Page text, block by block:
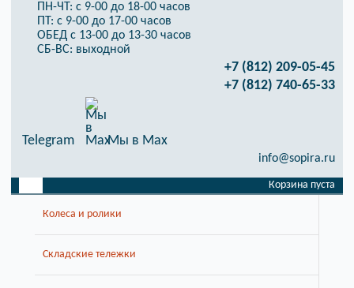
ПН-ЧТ: с 9-00 до 18-00 часов
ПТ: с 9-00 до 17-00 часов
ОБЕД с 13-00 до 13-30 часов
СБ-ВС: выходной
+7 (812) 209-05-45
+7 (812) 740-65-33
Telegram Мы в Max
info@sopira.ru
Корзина пуста
Колеса и ролики
Складские тележки